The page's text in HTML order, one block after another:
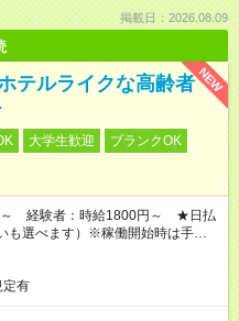
掲載日：2026.08.09
NEW
テルライクな高齢者
大学生歓迎
ブランクOK
～ 経験者：時給1800円～ ★日払
も選べます）※稼働開始時は手続き
す。
有